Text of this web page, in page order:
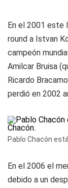
En el 2001 este
round a Istvan
campeón
Amilcar Bruisa
Ricardo
perdió en 2002
Pablo Chacón
En el 2006 el
debido a un